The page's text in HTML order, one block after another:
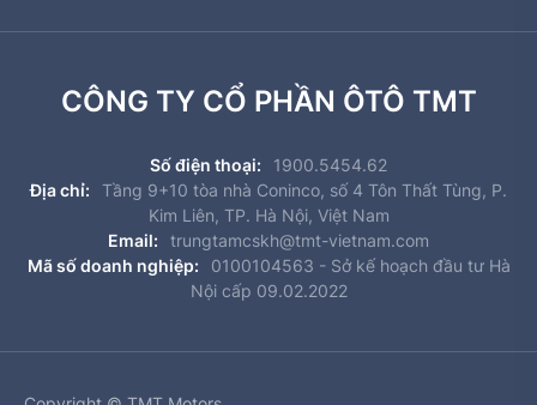
CÔNG TY CỔ PHẦN ÔTÔ TMT
Số điện thoại:
1900.5454.62
Địa chỉ:
Tầng 9+10 tòa nhà Coninco, số 4 Tôn Thất Tùng, P.
Kim Liên, TP. Hà Nội, Việt Nam
Email:
trungtamcskh@tmt-vietnam.com
Mã số doanh nghiệp:
0100104563 - Sở kế hoạch đầu tư Hà
Nội cấp 09.02.2022